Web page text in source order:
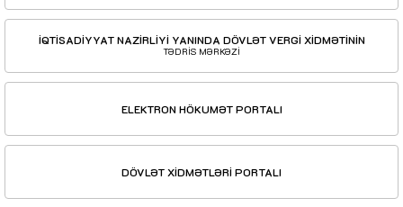
İQTİSADİYYAT NAZİRLİYİ YANINDA DÖVLƏT VERGİ XİDMƏTİNİN
TƏDRİS MƏRKƏZİ
ELEKTRON HÖKUMƏT PORTALI
DÖVLƏT XİDMƏTLƏRİ PORTALI